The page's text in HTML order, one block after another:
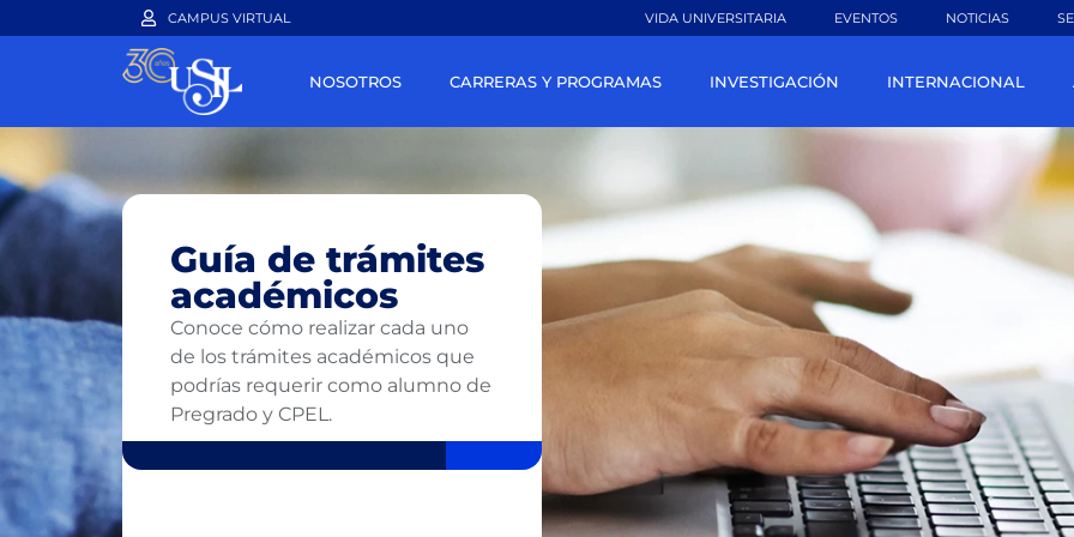
CAMPUS VIRTUAL VIDA UNIVERSITARIA EVENTOS NOTICIAS
NOSOTROS CARRERAS Y PROGRAMAS INVESTIGACIÓN INTERNACIONAL
Guía de trámites
académicos
Conoce cómo realizar cada uno
de los trámites académicos que
podrías requerir como alumno de
Pregrado y CPEL.